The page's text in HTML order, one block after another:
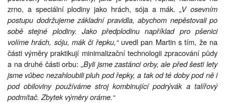
zrno, a speciální plodiny jako hrách, sója a mák.„V osevním
postupu dodržujeme základní pravidla, abychom nepěstovali po
sobě stejné plodiny. Jako předplodinu například pro pšenici
volíme hrách, sóju, mák či řepku,“uvedl pan Martin s tím, že na
části výměry praktikují minimalizační technologii zpracování půdy
a na druhé části orbu: „Byli jsme zastánci orby, ale před šesti lety
jsme vůbec nezahloubili pluh pod řepky, a tak od té doby pod ně i
pod obiloviny používáme stroj kombinující podrývák a talířový
podmítač. Zbytek výměry oráme.“